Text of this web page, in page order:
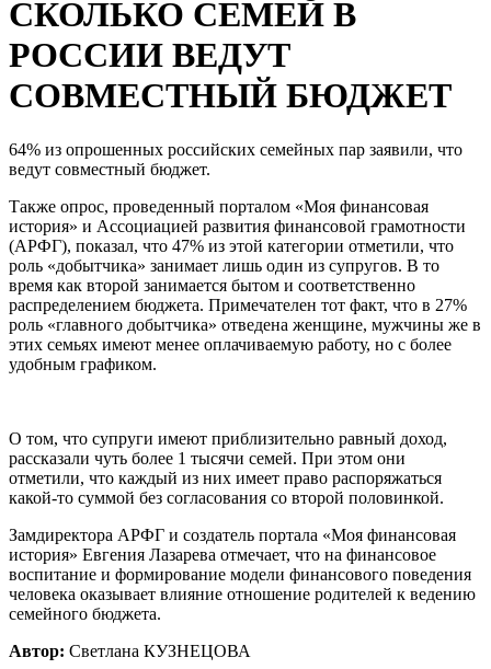
СКОЛЬКО СЕМЕЙ В
РОССИИ ВЕДУТ
СОВМЕСТНЫЙ БЮДЖЕТ
64% из опрошенных российских семейных пар заявили, что
ведут совместный бюджет.
Также опрос, проведенный порталом «Моя финансовая
история» и Ассоциацией развития финансовой грамотности
(АРФГ), показал, что 47% из этой категории отметили, что
роль «добытчика» занимает лишь один из супругов. В то
время как второй занимается бытом и соответственно
распределением бюджета. Примечателен тот факт, что в 27%
роль «главного добытчика» отведена женщине, мужчины же в
этих семьях имеют менее оплачиваемую работу, но с более
удобным графиком.
О том, что супруги имеют приблизительно равный доход,
рассказали чуть более 1 тысячи семей. При этом они
отметили, что каждый из них имеет право распоряжаться
какой-то суммой без согласования со второй половинкой.
Замдиректора АРФГ и создатель портала «Моя финансовая
история» Евгения Лазарева отмечает, что на финансовое
воспитание и формирование модели финансового поведения
человека оказывает влияние отношение родителей к ведению
семейного бюджета.
Автор: Светлана КУЗНЕЦОВА